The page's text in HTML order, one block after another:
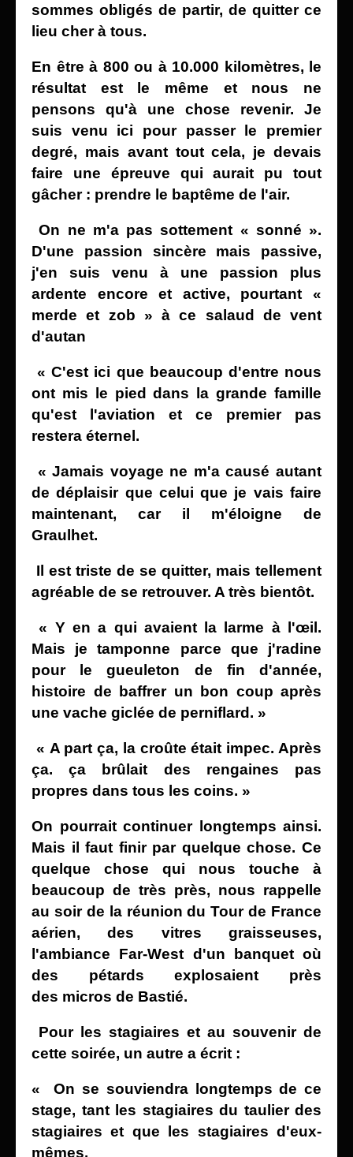
sommes obligés de partir, de quitter ce
lieu cher à tous.
En être à 800 ou à 10.000 kilomètres, le
résultat est le même et nous ne
pensons qu'à une chose revenir. Je
suis venu ici pour passer le premier
degré, mais avant tout cela, je devais
faire une épreuve qui aurait pu tout
gâcher : prendre le baptême de l'air.
On ne m'a pas sottement « sonné ».
D'une passion sincère mais passive,
j'en suis venu à une passion plus
ardente encore et active, pourtant «
merde et zob » à ce salaud de vent
d'autan
« C'est ici que beaucoup d'entre nous
ont mis le pied dans la grande famille
qu'est l'aviation et ce premier pas
restera éternel.
« Jamais voyage ne m'a causé autant
de déplaisir que celui que je vais faire
maintenant, car il m'éloigne de
Graulhet.
Il est triste de se quitter, mais tellement
agréable de se retrouver. A très bientôt.
« Y en a qui avaient la larme à l'œil.
Mais je tamponne parce que j'radine
pour le gueuleton de fin d'année,
histoire de baffrer un bon coup après
une vache giclée de perniflard. »
« A part ça, la croûte était impec. Après
ça. ça brûlait
des rengaines pas
propres dans tous les coins. »
On pourrait continuer longtemps ainsi.
Mais il faut finir par quelque chose. Ce
quelque
chose qui nous touche à
beaucoup de très près, nous rappelle
au soir de la réunion du Tour de France
aérien, des vitres graisseuses,
l'ambiance Far-West d'un banquet où
des
pétards explosaient près
des micros de Bastié.
Pour les stagiaires et au souvenir de
cette soirée, un autre a écrit :
« On se souviendra longtemps de ce
stage, tant les stagiaires du taulier des
stagiaires et que les stagiaires d'eux-
mêmes.